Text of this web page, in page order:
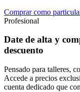
Comprar como
Profesional
Date de alta y
descuento
Pensado para talleres,
Accede a precios
cuenta dedicado que